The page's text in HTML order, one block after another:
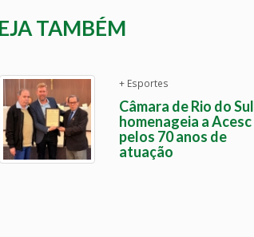
TAMBÉM
+ Esportes
Câmara de Rio do Sul
homenageia a Acesc
pelos 70 anos de
atuação